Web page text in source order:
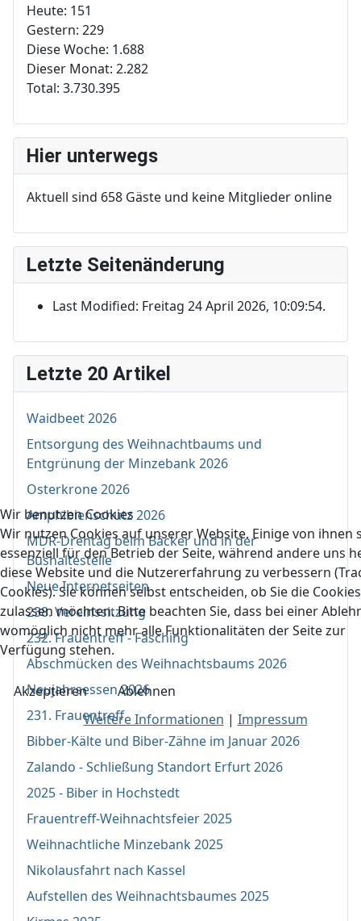
Heute: 151
Gestern: 229
Diese Woche: 1.688
Dieser Monat: 2.282
Total: 3.730.395
Hier unterwegs
Aktuell sind 658 Gäste und keine Mitglieder online
Letzte Seitenänderung
Last Modified: Freitag 24 April 2026, 10:09:54.
Letzte 20 Artikel
Waidbeet 2026
Entsorgung des Weihnachtbaums und
Entgrünung der Minzebank 2026
Osterkrone 2026
Amphibienschutz 2026
MDR-Drehtag beim Bäcker und in der
Bushaltestelle
Neue Internetseiten
238. Vereinssitzung
232. Frauentreff - Fasching
Abschmücken des Weihnachtsbaums 2026
Neujahrsessen 2026
231. Frauentreff
Bibber-Kälte und Biber-Zähne im Januar 2026
Zalando - Schließung Standort Erfurt 2026
2025 - Biber in Hochstedt
Frauentreff-Weihnachtsfeier 2025
Weihnachtliche Minzebank 2025
Nikolausfahrt nach Kassel
Aufstellen des Weihnachtsbaumes 2025
Wir benutzen Cookies
Wir nutzen Cookies auf unserer Website. Einige von ihnen
essenziell für den Betrieb der Seite, während andere uns
diese Website und die Nutzererfahrung zu verbessern
Cookies). Sie können selbst entscheiden, ob Sie die Cookies
zulassen möchten. Bitte beachten Sie, dass bei einer
womöglich nicht mehr alle Funktionalitäten der Seite zur
Verfügung stehen.
Akzeptieren
Ablehnen
Weitere Informationen | Impressum